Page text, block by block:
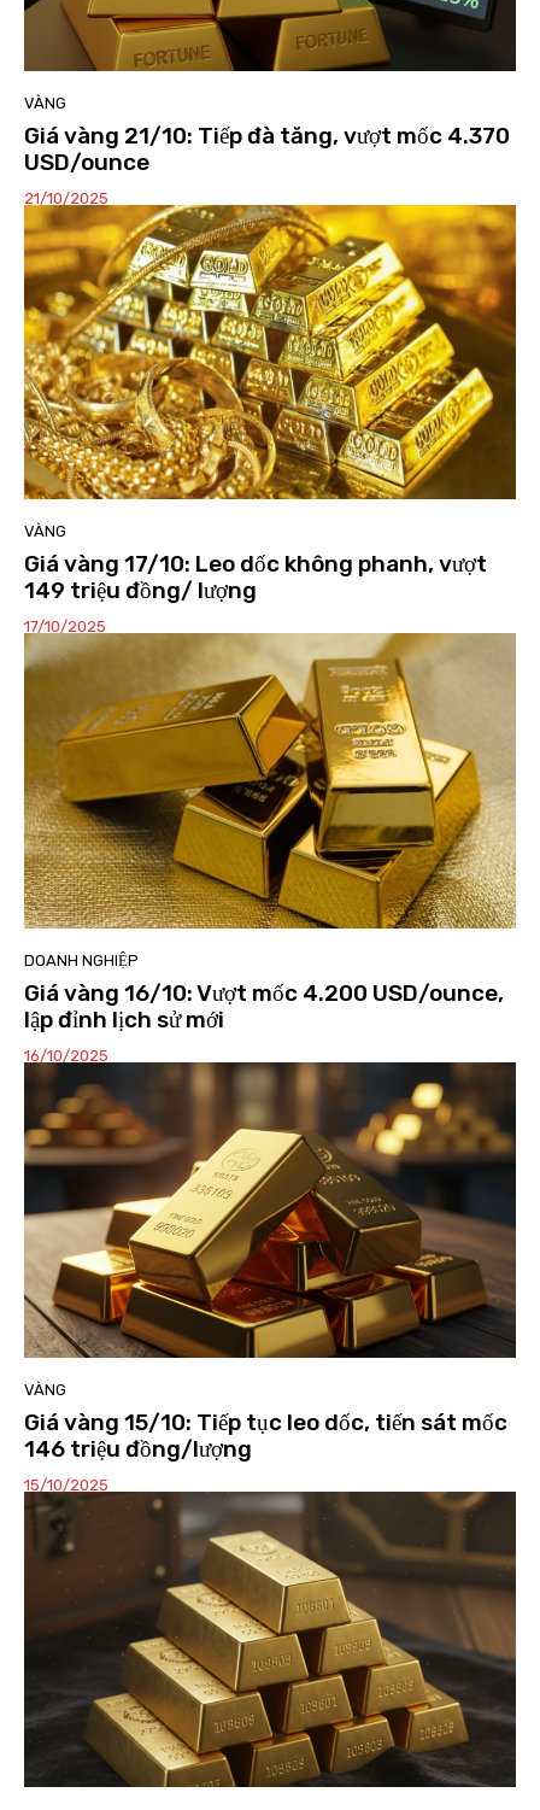
VÀNG
Giá vàng 21/10: Tiếp đà tăng, vượt mốc 4.370
USD/ounce
21/10/2025
VÀNG
Giá vàng 17/10: Leo dốc không phanh, vượt
149 triệu đồng/ lượng
17/10/2025
DOANH NGHIỆP
Giá vàng 16/10: Vượt mốc 4.200 USD/ounce,
lập đỉnh lịch sử mới
16/10/2025
VÀNG
Giá vàng 15/10: Tiếp tục leo dốc, tiến sát mốc
146 triệu đồng/lượng
15/10/2025